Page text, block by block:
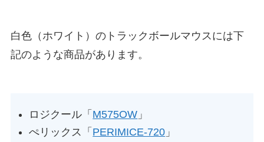
白色（ホワイト）のトラックボールマウスには下
記のような商品があります。
ロジクール「 M575OW 」
ぺリックス「 PERIMICE-720 」